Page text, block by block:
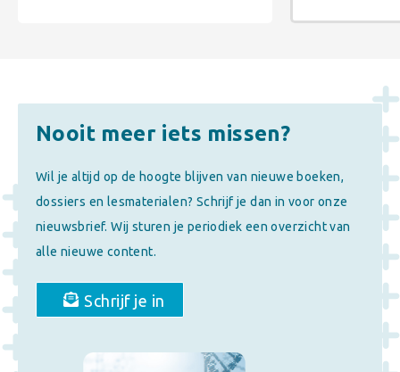
Nooit meer iets missen?
Wil je altijd op de hoogte blijven van nieuwe boeken,
dossiers en lesmaterialen? Schrijf je dan in voor onze
nieuwsbrief. Wij sturen je periodiek een overzicht van
alle nieuwe content.
Schrijf je in